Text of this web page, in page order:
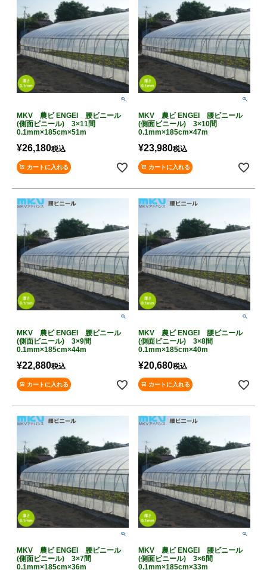
MKV 農ビ ENGEI 腰ビニール
(側面ビニール) 3×11間
0.1mm×185cm×51m
¥26,180税込
カートに入れる
MKV 農ビ ENGEI 腰ビニール
(側面ビニール) 3×10間
0.1mm×185cm×47m
¥23,980税込
カートに入れる
MKV 農ビ ENGEI 腰ビニール
(側面ビニール) 3×9間
0.1mm×185cm×44m
¥22,880税込
カートに入れる
MKV 農ビ ENGEI 腰ビニール
(側面ビニール) 3×8間
0.1mm×185cm×40m
¥20,680税込
カートに入れる
MKV 農ビ ENGEI 腰ビニール
(側面ビニール) 3×7間
0.1mm×185cm×36m
MKV 農ビ ENGEI 腰ビニール
(側面ビニール) 3×6間
0.1mm×185cm×33m